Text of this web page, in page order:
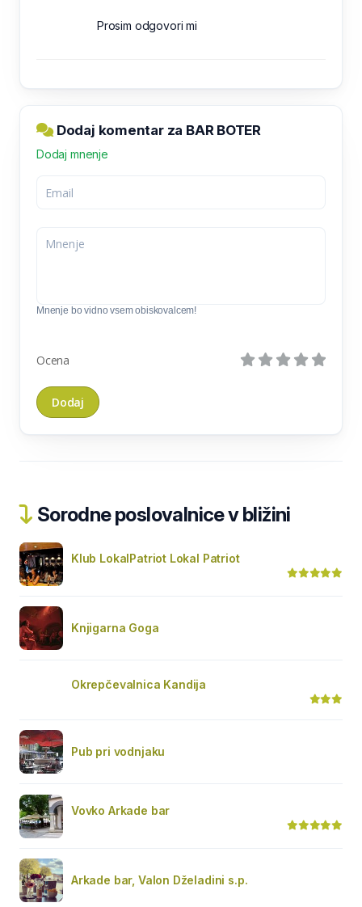
Prosim odgovori mi
Dodaj komentar za BAR BOTER
Dodaj mnenje
Mnenje bo vidno vsem obiskovalcem!
Ocena
Sorodne poslovalnice v bližini
Klub LokalPatriot Lokal Patriot
Knjigarna Goga
Okrepčevalnica Kandija
Pub pri vodnjaku
Vovko Arkade bar
Arkade bar, Valon Dželadini s.p.